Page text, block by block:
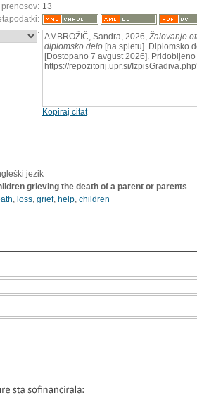
13
: AMBROŽIČ, Sandra, 2026, Žalovanje
diplomsko delo [na spletu]. Diplomsko
[Dostopano 7 avgust 2026]. Pridobljeno
https://repozitorij.upr.si/
Kopiraj citat
jezik
grieving the death of a parent or parents
, loss, grief, help, children